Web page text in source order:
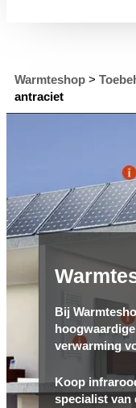
Warmteshop >
antraciet
Bij
verwarming
Koop
specialist van